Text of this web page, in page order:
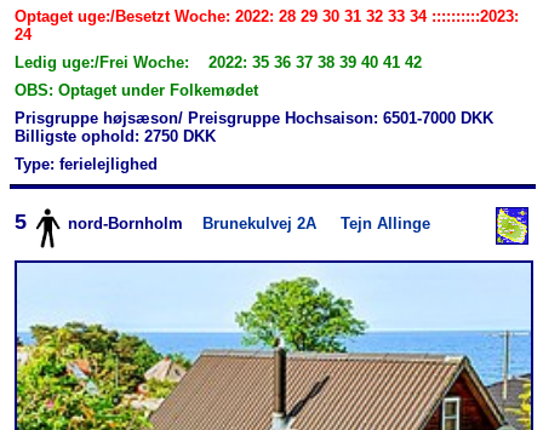
Optaget uge:/Besetzt Woche: 2022: 28 29 30 31 32 33 34 ::::::::::2023:
24
Ledig uge:/Frei Woche: 2022: 35 36 37 38 39 40 41 42
OBS: Optaget under Folkemødet
Prisgruppe højsæson/ Preisgruppe Hochsaison: 6501-7000 DKK
Billigste ophold: 2750 DKK
Type: ferielejlighed
5 nord-Bornholm Brunekulvej 2A Tejn Allinge